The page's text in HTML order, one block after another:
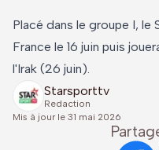
Placé dans le groupe I, le
France le 16 juin puis
l'Irak (26 juin).
Starsporttv
Redaction
Mis à jour le 31 mai 2026